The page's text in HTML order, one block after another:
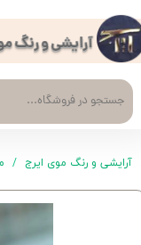
آرایشی و رنگ
حساب کاربری من
تغییر گذر واژه
سفارشات
خروج از حساب
آرایشی و رنگ موی ایرج